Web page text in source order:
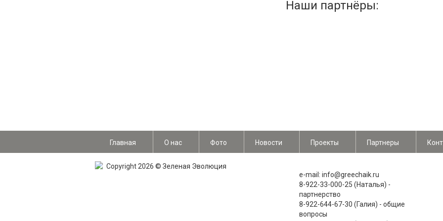
Наши партнёры:
Главная О нас Фото Новости Проекты Партнеры
Copyright 2026 © Зеленая Эволюция
e-mail: info@greechaik.ru
8-922-33-000-25 (Наталья) -
партнерство
8-922-644-67-30 (Галия) - общие
вопросы